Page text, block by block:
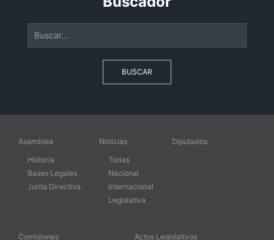
BUSCAR
Asamblea
Historia
Bases Legales
Junta Directiva
Noticias
Todas
Nacional
Internacional
Legislativa
Diputados
Comisiones
Actos Legislativos